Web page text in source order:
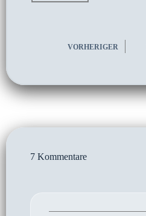
VORHERIGER
7 Kommentare